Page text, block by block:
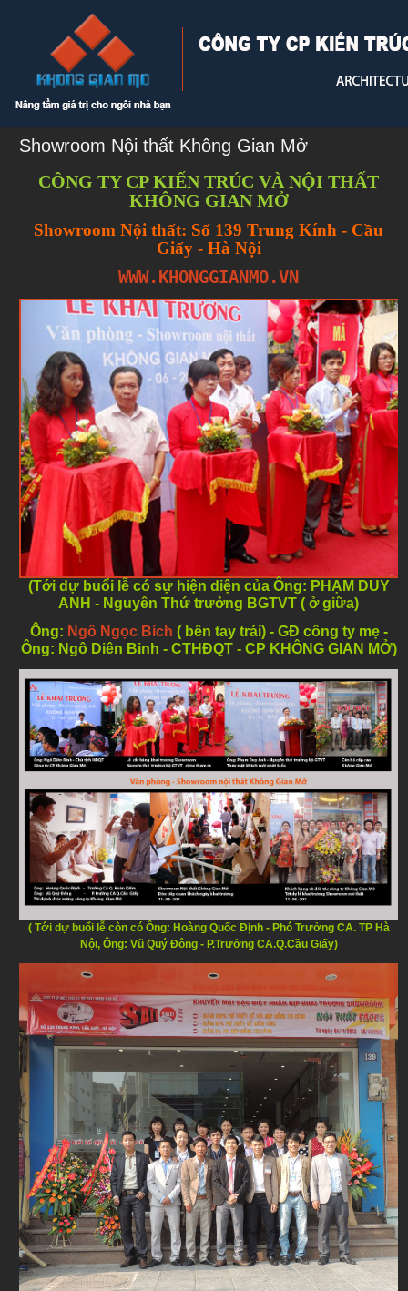
Showroom Nội thất Không Gian Mở
CÔNG TY CP KIẾN TRÚC VÀ NỘI THẤT
KHÔNG GIAN MỞ
Showroom Nội thất: Số 139 Trung Kính - Cầu
Giấy - Hà Nội
WWW.KHONGGIANMO.VN
(Tới dự buổi lễ có sự hiện diện của Ông: PHẠM DUY
ANH - Nguyên Thứ trưởng BGTVT ( ở giữa)
Ông: Ngô Ngọc Bích ( bên tay trái) - GĐ công ty mẹ -
Ông: Ngô Diên Binh - CTHĐQT - CP KHÔNG GIAN MỞ)
( Tới dự buổi lễ còn có Ông: Hoàng Quốc Định - Phó Trưởng CA. TP Hà
Nội, Ông: Vũ Quý Đông - P.Trưởng CA.Q.Cầu Giấy)